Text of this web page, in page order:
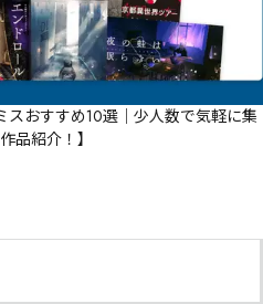
スおすすめ10選｜少人数で気軽に集
品紹介！】